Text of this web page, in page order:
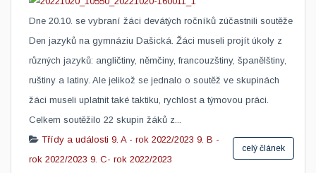
Dne 20.10. se vybraní žáci devátých ročníků zúčastnili soutěže
Den jazyků na gymnáziu Dašická. Žáci museli projít úkoly z
různých jazyků: angličtiny, němčiny, francouzštiny, španělštiny,
ruštiny a latiny. Ale jelikož se jednalo o soutěž ve skupinách
žáci museli uplatnit také taktiku, rychlost a týmovou práci.
Celkem soutěžilo 22 skupin žáků z...
celý článek
Třídy a události 9. A - rok 2022/2023 9. B -
rok 2022/2023 9. C- rok 2022/2023